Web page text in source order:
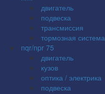
двигатель
подвеска
трансмиссия
тормозная система
nqr/npr 75
двигатель
кузов
оптика / электрика
подвеска